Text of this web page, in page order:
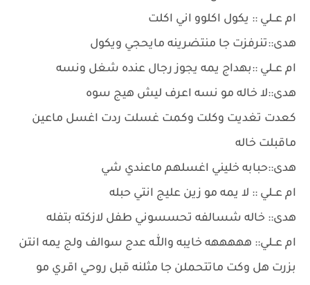
ام عــلي :: يكول اكلوو اني اكلت
هدى::تنرفزت جا منتضرينه مايحجي ويكول
ام عــلي ::بهداج يمه يجوز رجال عنده شغل ونسه
هدى::لا خاله مو نسه اعرف ليش هيج سوه
كعدت تغديت وكلت وكمت غسلت ردت اغسل ماعين
ماقبلت خاله
هدى::حبابه خليني اغسلهم ماعندي شي
ام عــلي :: لا يمه مو زين عليج انتي حبله
هدى:: خاله شسالفه تحسسوني طفل لازكته بتفله
ام عــلي:: هههههه خايبه واللّٰـه عدج سوالف ولج يمه انتن
بزرت هل وكت ماتتحملن جا مثلنه قبل روحي اقري مو